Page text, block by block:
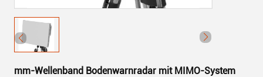
mm-Wellenband Bodenwarnradar mit MIMO-System